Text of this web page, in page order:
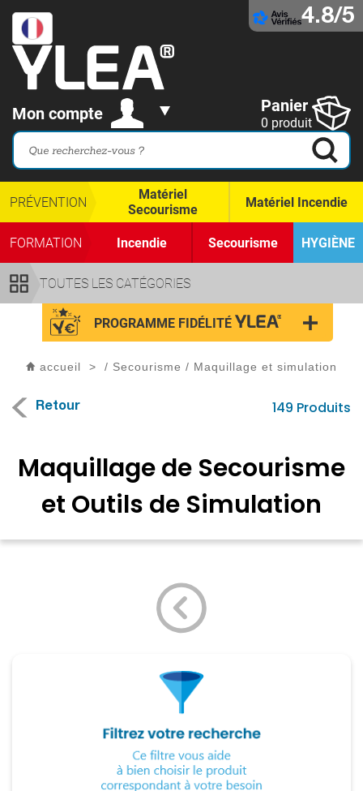
4.8/5
Mon compte Panier
0 produit
TOUTES LES CATÉGORIES
PRÉVENTION
Matériel
Secourisme
Matériel Incendie
FORMATION Incendie Secourisme HYGIÈNE
PROGRAMME FIDÉLITÉ
accueil > / Secourisme / Maquillage et simulation
Retour 149 Produits
Maquillage de Secourisme
et Outils de Simulation